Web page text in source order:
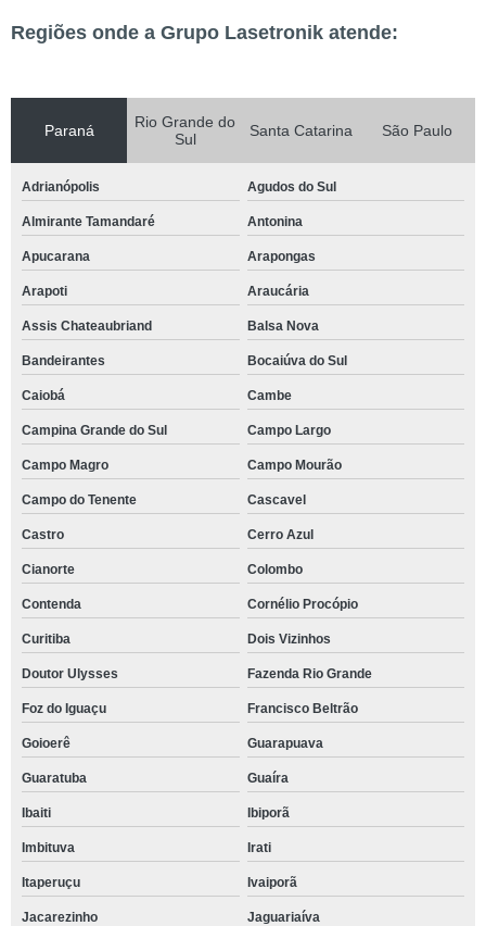
Regiões onde a Grupo Lasetronik atende:
Paraná
Rio Grande do
Sul
Santa Catarina São Paulo
Adrianópolis Agudos do Sul
Almirante Tamandaré Antonina
Apucarana Arapongas
Arapoti Araucária
Assis Chateaubriand Balsa Nova
Bandeirantes Bocaiúva do Sul
Caiobá Cambe
Campina Grande do Sul Campo Largo
Campo Magro Campo Mourão
Campo do Tenente Cascavel
Castro Cerro Azul
Cianorte Colombo
Contenda Cornélio Procópio
Curitiba Dois Vizinhos
Doutor Ulysses Fazenda Rio Grande
Foz do Iguaçu Francisco Beltrão
Goioerê Guarapuava
Guaratuba Guaíra
Ibaiti Ibiporã
Imbituva Irati
Itaperuçu Ivaiporã
Jacarezinho Jaguariaíva